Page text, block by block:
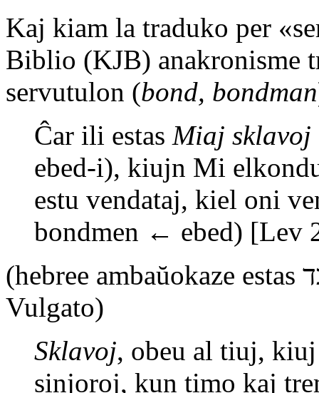
Kaj kiam la traduko per
Biblio (KJB) anakronisme
servutulon (bond, bondman
Ĉar ili estas Miaj sklavoj
ebed-i), kiujn Mi
estu vendataj, kiel oni
bondmen ← ebed) [Lev
(hebree ambaŭokaze estas עֶבֶד [ebed] = sklavo; same en
Vulgato)
Sklavoj, obeu al tiuj,
sinjoroj, kun timo kaj